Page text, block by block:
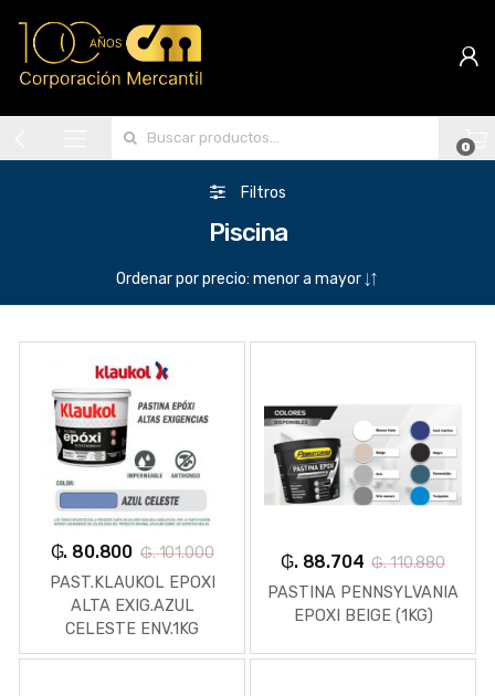
0
Filtros
Piscina
₲. 80.800 ₲. 101.000
PAST.KLAUKOL EPOXI
ALTA EXIG.AZUL
CELESTE ENV.1KG
₲. 88.704 ₲. 110.880
PASTINA PENNSYLVANIA
EPOXI BEIGE (1KG)